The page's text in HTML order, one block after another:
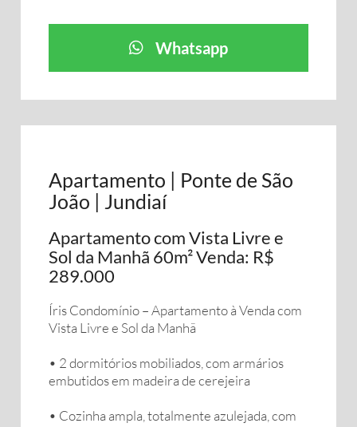
Whatsapp
Apartamento | Ponte de São
João | Jundiaí
Apartamento com Vista Livre e
Sol da Manhã 60m² Venda: R$
289.000
Íris Condomínio – Apartamento à Venda com
Vista Livre e Sol da Manhã
• 2 dormitórios mobiliados, com armários
embutidos em madeira de cerejeira
• Cozinha ampla, totalmente azulejada, com